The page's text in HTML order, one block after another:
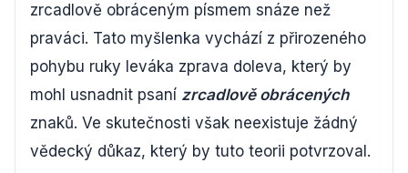
zrcadlově obráceným písmem snáze než
praváci. Tato myšlenka vychází z přirozeného
pohybu ruky leváka zprava doleva, který by
mohl usnadnit psaní zrcadlově obrácených
znaků. Ve skutečnosti však neexistuje žádný
vědecký důkaz, který by tuto teorii potvrzoval.